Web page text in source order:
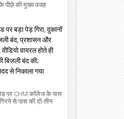
पीछे की मुख्य वजह
पर बड़ा पेड़ गिरा, दुकानों
बंद, प्रशासन और
वायरल होते ही
बिजली बंद की;
से निकाला गया
पर CHM कॉलेज के पास
से पास की दो-तीन